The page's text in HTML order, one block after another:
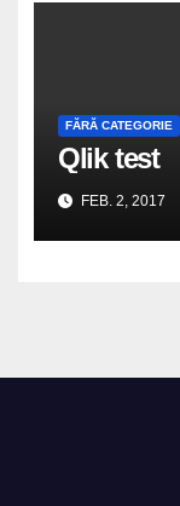
FĂRĂ CATEGORIE
Qlik test
FEB. 2, 2017